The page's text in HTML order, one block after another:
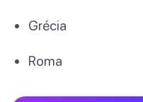
Grécia
Roma